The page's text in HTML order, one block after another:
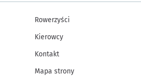
Rowerzyści
Kierowcy
Kontakt
Mapa strony